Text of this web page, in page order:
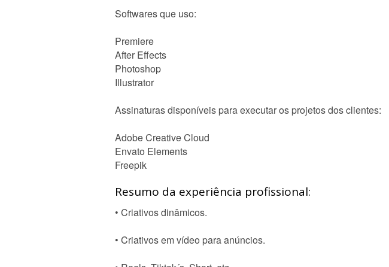
Softwares que uso:
Premiere
After Effects
Photoshop
Illustrator
Assinaturas disponíveis para executar os projetos dos clientes:
Adobe Creative Cloud
Envato Elements
Freepik
Resumo da experiência profissional:
• Criativos dinâmicos.
• Criativos em vídeo para anúncios.